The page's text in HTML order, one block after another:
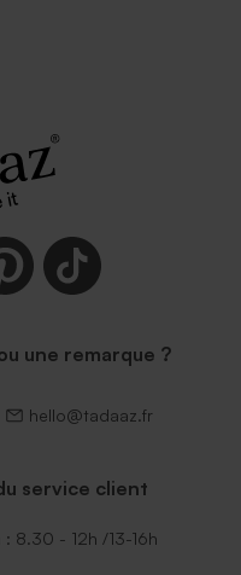
une remarque ?
hello@tadaaz.fr
service client
: 8.30 - 12h /13-16h